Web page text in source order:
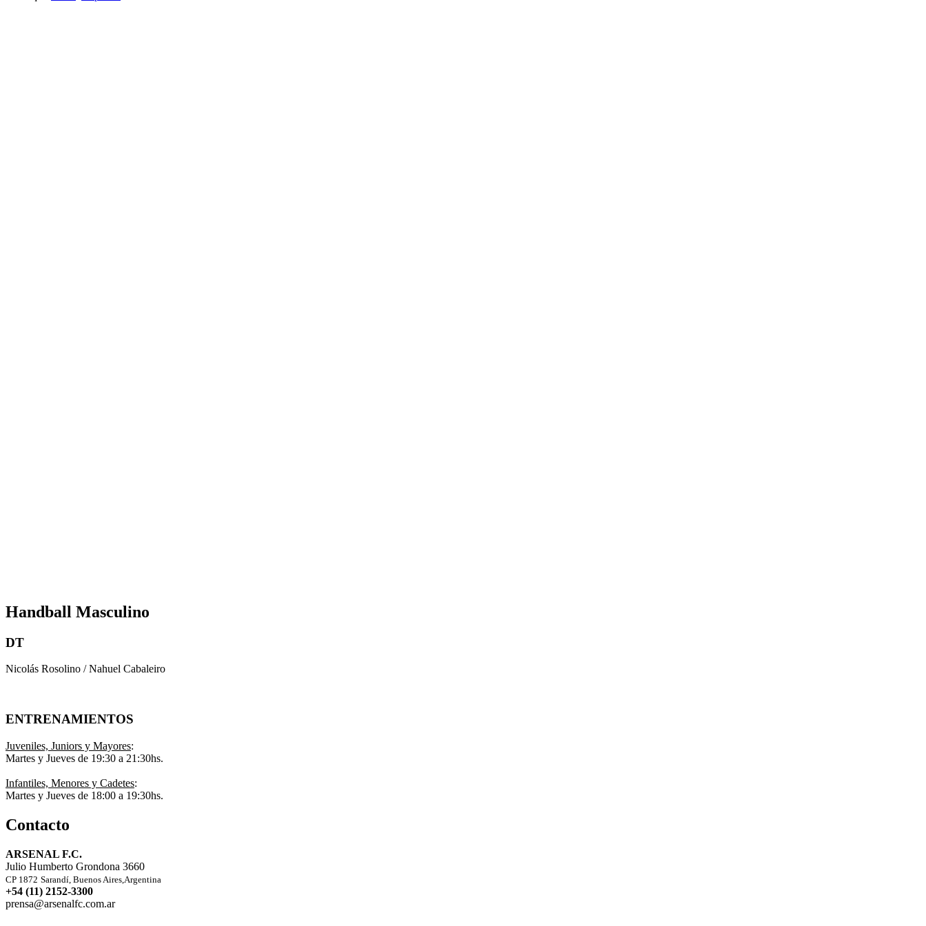
Handball Masculino
DT
Nicolás Rosolino / Nahuel Cabaleiro
ENTRENAMIENTOS
Juveniles, Juniors y Mayores:
Martes y Jueves de 19:30 a 21:30hs.
Infantiles, Menores y Cadetes:
Martes y Jueves de 18:00 a 19:30hs.
Contacto
ARSENAL F.C.
Julio Humberto Grondona 3660
CP 1872 Sarandí, Buenos Aires,Argentina
+54 (11) 2152-3300
prensa@arsenalfc.com.ar